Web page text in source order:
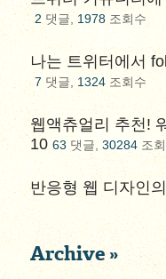
2 댓글, 1978조회수
나는 트위터에서
7 댓글, 1324조회수
웹액츄얼리 추천!
10 63 댓글, 30284조
반응형 웹 디자인
Archive »